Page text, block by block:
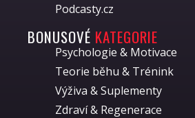
Podcasty.cz
BONUSOVÉ KATEGORIE
Psychologie & Motivace
Teorie běhu & Trénink
Výživa & Suplementy
Zdraví & Regenerace